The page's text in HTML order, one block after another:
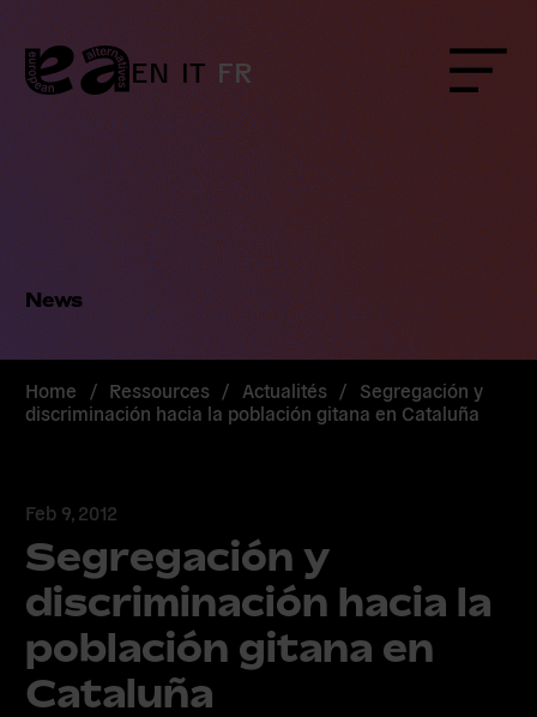
Skip
to
content
EN IT FR Menu
News
Home / Ressources / Actualités / Segregación y
discriminación hacia la población gitana en Cataluña
Feb 9, 2012
Segregación y
discriminación hacia la
población gitana en
Cataluña